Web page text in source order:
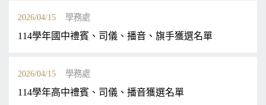
2026/04/15 學務處
114學年國中禮賓、司儀、播音、旗手獲選名單
2026/04/15 學務處
114學年高中禮賓、司儀、播音獲選名單